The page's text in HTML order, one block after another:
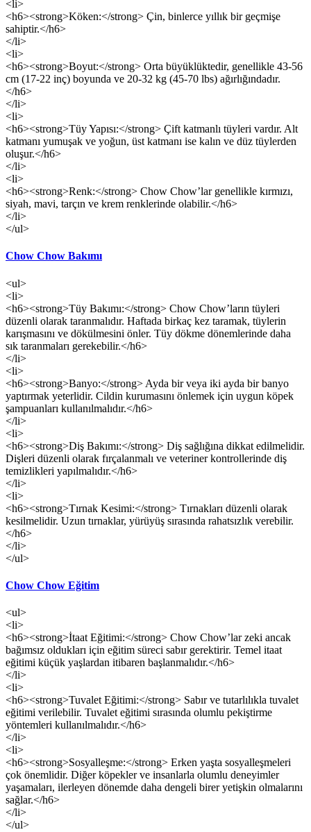
<li>
<h6><strong>Köken:</strong> Çin, binlerce yıllık bir geçmişe
sahiptir.</h6>
</li>
<li>
<h6><strong>Boyut:</strong> Orta büyüklüktedir, genellikle 43-56
cm (17-22 inç) boyunda ve 20-32 kg (45-70 lbs) ağırlığındadır.
</h6>
</li>
<li>
<h6><strong>Tüy Yapısı:</strong> Çift katmanlı tüyleri vardır. Alt
katmanı yumuşak ve yoğun, üst katmanı ise kalın ve düz tüylerden
oluşur.</h6>
</li>
<li>
<h6><strong>Renk:</strong> Chow Chow’lar genellikle kırmızı,
siyah, mavi, tarçın ve krem renklerinde olabilir.</h6>
</li>
</ul>
Chow Chow Bakımı
<ul>
<li>
<h6><strong>Tüy Bakımı:</strong> Chow Chow’ların tüyleri
düzenli olarak taranmalıdır. Haftada birkaç kez taramak, tüylerin
karışmasını ve dökülmesini önler. Tüy dökme dönemlerinde daha
sık taranmaları gerekebilir.</h6>
</li>
<li>
<h6><strong>Banyo:</strong> Ayda bir veya iki ayda bir banyo
yaptırmak yeterlidir. Cildin kurumasını önlemek için uygun köpek
şampuanları kullanılmalıdır.</h6>
</li>
<li>
<h6><strong>Diş Bakımı:</strong> Diş sağlığına dikkat edilmelidir.
Dişleri düzenli olarak fırçalanmalı ve veteriner kontrollerinde diş
temizlikleri yapılmalıdır.</h6>
</li>
<li>
<h6><strong>Tırnak Kesimi:</strong> Tırnakları düzenli olarak
kesilmelidir. Uzun tırnaklar, yürüyüş sırasında rahatsızlık verebilir.
</h6>
</li>
</ul>
Chow Chow Eğitim
<ul>
<li>
<h6><strong>İtaat Eğitimi:</strong> Chow Chow’lar zeki ancak
bağımsız oldukları için eğitim süreci sabır gerektirir. Temel itaat
eğitimi küçük yaşlardan itibaren başlanmalıdır.</h6>
</li>
<li>
<h6><strong>Tuvalet Eğitimi:</strong> Sabır ve tutarlılıkla tuvalet
eğitimi verilebilir. Tuvalet eğitimi sırasında olumlu pekiştirme
yöntemleri kullanılmalıdır.</h6>
</li>
<li>
<h6><strong>Sosyalleşme:</strong> Erken yaşta sosyalleşmeleri
çok önemlidir. Diğer köpekler ve insanlarla olumlu deneyimler
yaşamaları, ilerleyen dönemde daha dengeli birer yetişkin olmalarını
sağlar.</h6>
</li>
</ul>